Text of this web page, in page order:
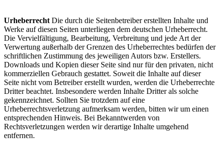
Urheberrecht Die durch die Seitenbetreiber erstellten Inhalte und
Werke auf diesen Seiten unterliegen dem deutschen Urheberrecht.
Die Vervielfältigung, Bearbeitung, Verbreitung und jede Art der
Verwertung außerhalb der Grenzen des Urheberrechtes bedürfen der
schriftlichen Zustimmung des jeweiligen Autors bzw. Erstellers.
Downloads und Kopien dieser Seite sind nur für den privaten, nicht
kommerziellen Gebrauch gestattet. Soweit die Inhalte auf dieser
Seite nicht vom Betreiber erstellt wurden, werden die Urheberrechte
Dritter beachtet. Insbesondere werden Inhalte Dritter als solche
gekennzeichnet. Sollten Sie trotzdem auf eine
Urheberrechtsverletzung aufmerksam werden, bitten wir um einen
entsprechenden Hinweis. Bei Bekanntwerden von
Rechtsverletzungen werden wir derartige Inhalte umgehend
entfernen.